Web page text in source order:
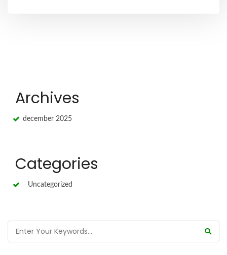
Archives
december 2025
Categories
Uncategorized